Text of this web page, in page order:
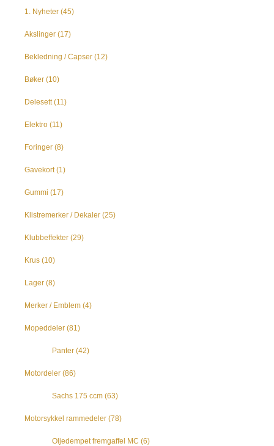
1. Nyheter (45)
Akslinger (17)
Bekledning / Capser (12)
Bøker (10)
Delesett (11)
Elektro (11)
Foringer (8)
Gavekort (1)
Gummi (17)
Klistremerker / Dekaler (25)
Klubbeffekter (29)
Krus (10)
Lager (8)
Merker / Emblem (4)
Mopeddeler (81)
Panter (42)
Motordeler (86)
Sachs 175 ccm (63)
Motorsykkel rammedeler (78)
Oljedempet fremgaffel MC (6)